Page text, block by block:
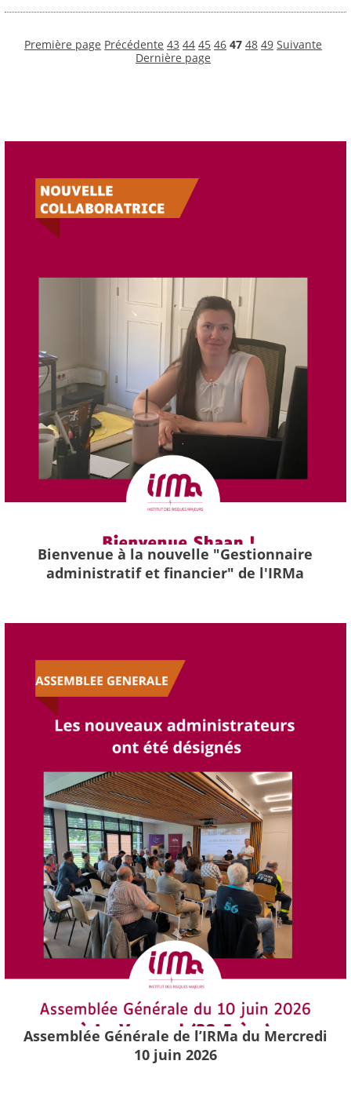
Première page Précédente 43 44 45 46 47 48 49 Suivante
Dernière page
Bienvenue à la nouvelle "Gestionnaire
administratif et financier" de l'IRMa
Assemblée Générale de l’IRMa du Mercredi
10 juin 2026